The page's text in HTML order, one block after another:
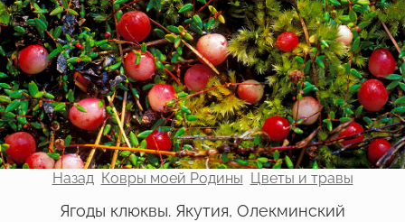
Назад Ковры моей Родины Цветы и травы
Ягоды клюквы. Якутия, Олекминский